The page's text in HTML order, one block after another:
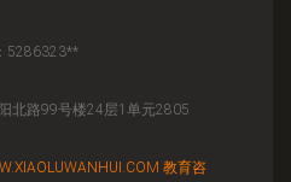
5286323**
北路99号楼24层1单元2805
教育咨